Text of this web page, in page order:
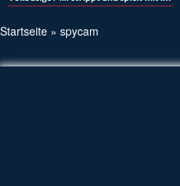
Startseite » spycam